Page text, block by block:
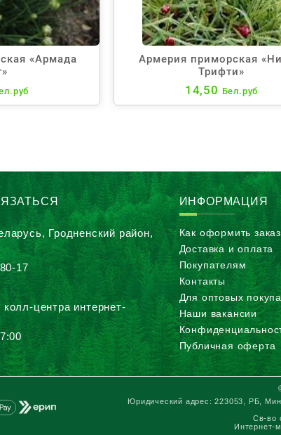
«Армада
Армерия приморская
Трифти»
14,50 Бел.руб
Гродненский район,
17
центра интернет-
ИНФОРМАЦИЯ
Как оформить заказ
Доставка и оплата
Покупателям
Контакты
Для оптовых
Наши вакансии
Публичная оферта
Юридический адрес: 223053, РБ,
Св-во
Интернет-